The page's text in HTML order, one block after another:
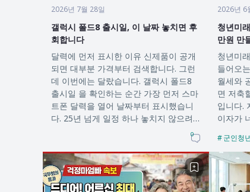
2026년 7월 28일
갤럭시 폴드8 출시일, 이 날짜 놓치면 후
회합니다
달력에 먼저 표시한 이유 신제품이 공개
되면 대부분 가격부터 검색합니다. 그런
데 이번에는 달랐습니다. 갤럭시 폴드8
출시일 을 확인하는 순간 가장 먼저 스마
트폰 달력을 열어 날짜부터 표시했습니
다. 25년 넘게 일정 하나 놓치지 않으려
0
2026년 6
청년미
만원 만
청년미래
들어오
월세와
면 저축
입니다. 저 역시 처음에는 적금을 들어도
이자가
군인청